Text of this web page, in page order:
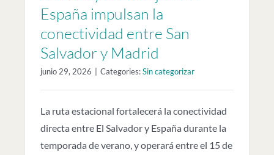
España impulsan la
conectividad entre San
Salvador y Madrid
junio 29, 2026 Categories:Sin categorizar
La ruta estacional fortalecerá la conectividad
directa entre El Salvador y España durante la
temporada de verano, y operará entre el 15 de